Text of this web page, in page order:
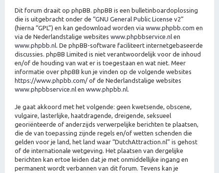
Dit forum draait op phpBB. phpBB is een bulletinboardoplossing
die is uitgebracht onder de “GNU General Public License v2”
(hierna “GPL”) en kan gedownload worden via www.phpbb.com en
via de Nederlandstalige websites www.phpbbservice.nl en
www.phpbb.nl. De phpBB-software faciliteert internetgebaseerde
discussies. phpBB Limited is niet verantwoordelijk voor de inhoud
en/of de houding van wat er is toegestaan en wat niet. Meer
informatie over phpBB kun je vinden op de volgende websites
https://www.phpbb.com/ of de Nederlandstalige websites
www.phpbbservice.nl en www.phpbb.nl.
Je gaat akkoord met het volgende: geen kwetsende, obscene,
vulgaire, lasterlijke, haatdragende, dreigende, seksueel
georiënteerde of anderzijds verwerpelijke berichten te plaatsen,
die de van toepassing zijnde regels en/of wetten schenden die
gelden voor je land, het land waar “DutchAttraction.nl” is gehost
of de internationale wetgeving. Het plaatsen van dergelijke
berichten kan ertoe leiden dat je met onmiddellijke ingang en
permanent wordt verbannen van dit forum. Tevens kan je